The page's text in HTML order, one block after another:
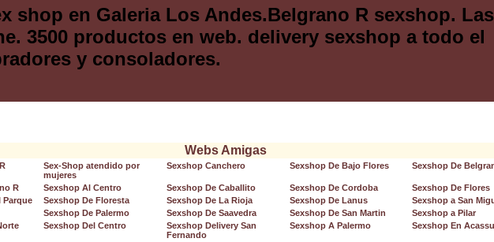
shop en Galeria Los Andes.Belgrano R sexshop.
3500 productos en web. delivery sexshop a todo el
y consoladores.
Webs Amigas
Sex-Shop atendido por
mujeres
Sexshop Canchero Sexshop De Bajo Flores Sexshop De
R Sexshop Al Centro Sexshop De Caballito Sexshop De Cordoba
Sexshop De Flores
Parque
Sexshop De Floresta Sexshop De La Rioja Sexshop De Lanus
Sexshop a San
Sexshop De Palermo Sexshop De Saavedra Sexshop De San Martin
Sexshop a Pilar
Sexshop Del Centro
Sexshop Delivery San
Fernando
Sexshop A Palermo Sexshop En